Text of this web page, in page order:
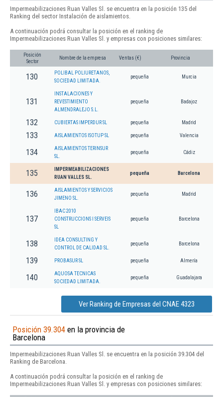
Impermeabilizaciones Ruan Valles Sl. se encuentra en la posición 135 del
Ranking del sector Instalación de aislamientos.
A continuación podrá consultar la posición en el ranking de
Impermeabilizaciones Ruan Valles Sl. y empresas con posiciones similares:
Posición
Sector
Nombre de la empresa Ventas (€) Provincia
130
POLIBAL POLIURETANOS,
SOCIEDAD LIMITADA.
pequeña Murcia
131
INSTALACIONES Y
REVESTIMIENTO
ALMENDRALEJO S.L.
pequeña Badajoz
132 CUBIERTAS IMPERDUR SL pequeña Madrid
133 AISLAMIENTOS ISOTUP SL pequeña Valencia
134
AISLAMIENTOS TERINSUR
SL.
pequeña Cádiz
135
IMPERMEABILIZACIONES
RUAN VALLES SL.
pequeña Barcelona
136
AISLAMIENTOS Y SERVICIOS
JIMENO SL.
pequeña Madrid
137
IBAC 2010
CONSTRUCCIONS I SERVEIS
SL
pequeña Barcelona
138
IDEA CONSULTING Y
CONTROL DE CALIDAD SL.
pequeña Barcelona
139 PROBASUR SL pequeña Almería
140
AQUOSA TECNICAS
SOCIEDAD LIMITADA.
pequeña Guadalajara
Ver Ranking de Empresas del CNAE 4323
Posición 39.304 en la provincia de
Barcelona
Impermeabilizaciones Ruan Valles Sl. se encuentra en la posición 39.304 del
Ranking de Barcelona.
A continuación podrá consultar la posición en el ranking de
Impermeabilizaciones Ruan Valles Sl. y empresas con posiciones similares: